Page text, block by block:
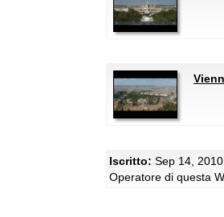
Iscritto: Sep 14,
Operatore di questa